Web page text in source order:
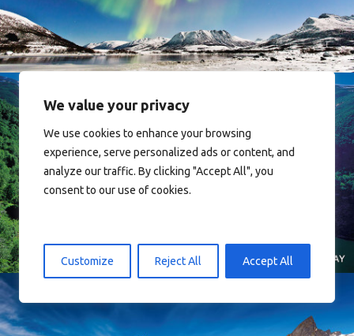
We value your privacy
We use cookies to enhance your browsing
experience, serve personalized ads or content, and
analyze our traffic. By clicking "Accept All", you
consent to our use of cookies.
Customize Reject All Accept All
Norway